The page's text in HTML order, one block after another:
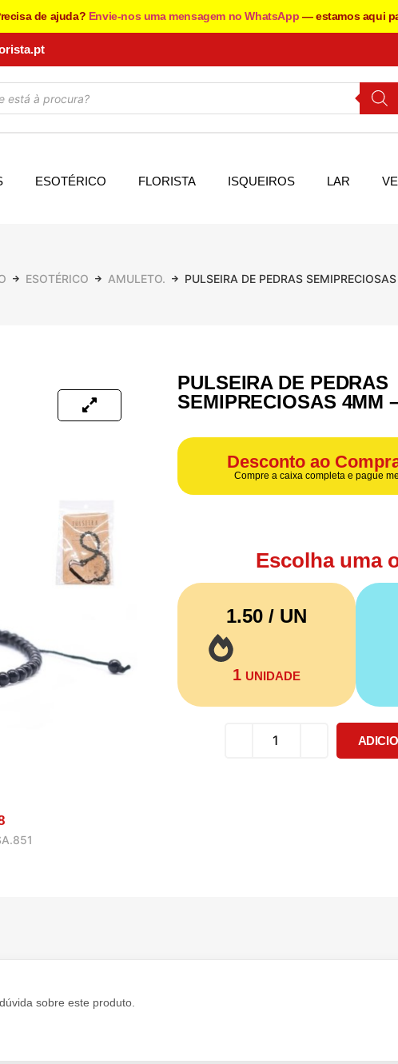
de ajuda? Envie-nos uma mensagem no WhatsApp — estamos aqui
ESOTÉRICO FLORISTA ISQUEIROS LAR
ESOTÉRICO AMULETO. PULSEIRA DE PEDRAS
PULSEIRA DE PEDRAS
SEMIPRECIOSAS 4MM
Desconto ao
Compre a caixa completa e pague
Escolha uma
1.50 / UN
1 UNIDADE
sobre este produto.